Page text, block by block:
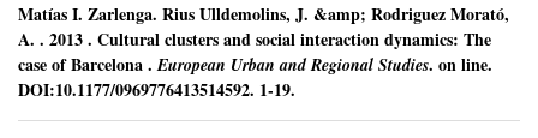
Matías I. Zarlenga. Rius Ulldemolins, J. &amp; Rodriguez Morató,
A. . 2013. Cultural clusters and social interaction dynamics: The
case of Barcelona . European Urban and Regional Studies. on line.
DOI:10.1177/0969776413514592. 1-19.